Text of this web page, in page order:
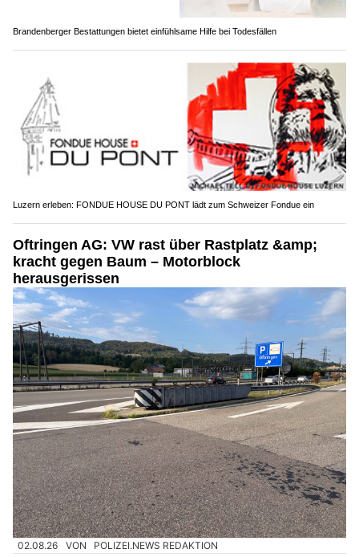
Brandenberger Bestattungen bietet einfühlsame Hilfe bei Todesfällen
Luzern erleben: FONDUE HOUSE DU PONT lädt zum Schweizer Fondue ein
Oftringen AG: VW rast über Rastplatz &amp;
kracht gegen Baum – Motorblock
herausgerissen
02.08.26 VON POLIZEI.NEWS REDAKTION